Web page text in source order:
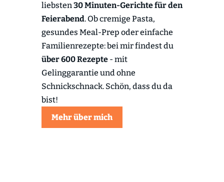
liebsten30 Minuten-Gerichte für den
Feierabend. Ob cremige Pasta,
gesundes Meal-Prep oder einfache
Familienrezepte: bei mir findest du
über 600 Rezepte- mit
Gelinggarantie und ohne
Schnickschnack. Schön, dass du da
bist!
Mehr über mich